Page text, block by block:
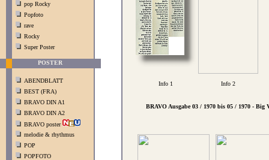
pop Rocky
Popfoto
rave
Rocky
Super Poster
POSTER
ABENDBLATT
BEST (FRA)
BRAVO DIN A1
BRAVO DIN A2
BRAVO poster
melodie & rhythmus
POP
POPFOTO
Info 1 Info 2
BRAVO Ausgabe 03 / 1970 bis 05 / 1970 - Big